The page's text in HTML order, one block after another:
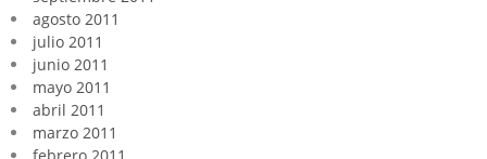
agosto 2011
julio 2011
junio 2011
mayo 2011
abril 2011
marzo 2011